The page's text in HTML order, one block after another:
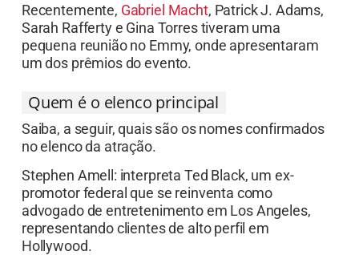
Recentemente, Gabriel Macht, Patrick J. Adams,
Sarah Rafferty e Gina Torres tiveram uma
pequena reunião no Emmy, onde apresentaram
um dos prêmios do evento.
Quem é o elenco principal
Saiba, a seguir, quais são os nomes confirmados
no elenco da atração.
Stephen Amell: interpreta Ted Black, um ex-
promotor federal que se reinventa como
advogado de entretenimento em Los Angeles,
representando clientes de alto perfil em
Hollywood.